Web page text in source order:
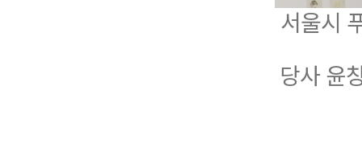
서울시
당사 윤